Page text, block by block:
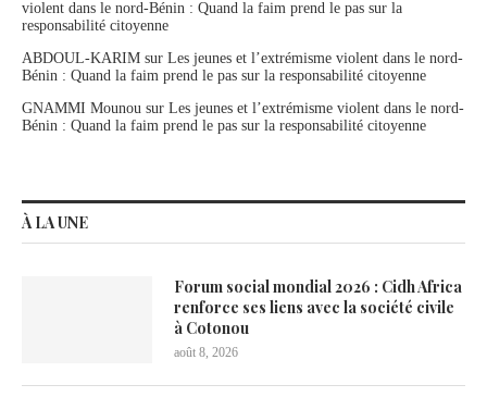
violent dans le nord-Bénin : Quand la faim prend le pas sur la
responsabilité citoyenne
ABDOUL-KARIM sur Les jeunes et l’extrémisme violent dans le nord-
Bénin : Quand la faim prend le pas sur la responsabilité citoyenne
GNAMMI Mounou sur Les jeunes et l’extrémisme violent dans le nord-
Bénin : Quand la faim prend le pas sur la responsabilité citoyenne
À LA UNE
Forum social mondial 2026 : Cidh Africa
renforce ses liens avec la société civile
à Cotonou
août 8, 2026